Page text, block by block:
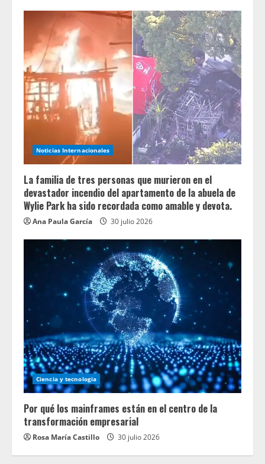
Noticias Internacionales
La familia de tres personas que murieron en el
devastador incendio del apartamento de la abuela de
Wylie Park ha sido recordada como amable y devota.
Ana Paula García 30 julio 2026
Ciencia y tecnologia
Por qué los mainframes están en el centro de la
transformación empresarial
Rosa María Castillo 30 julio 2026